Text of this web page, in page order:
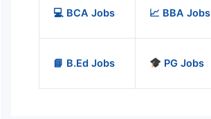
💻 BCA Jobs 📈 BBA Jobs
📘 B.Ed Jobs PG Jobs